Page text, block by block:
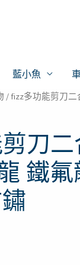
藍小魚
/ fizz多功能剪刀二
刀
鐵
：
。